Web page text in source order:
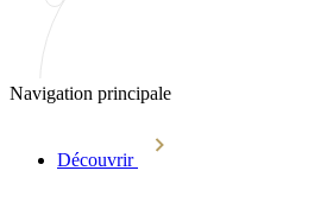
Navigation principale
Découvrir